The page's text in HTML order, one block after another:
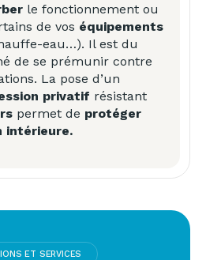
le fonctionnement ou
de vos équipements
eau…). Il est du
de se prémunir contre
La pose d’un
privatif résistant
permet de protéger
intérieure.
ET SERVICES